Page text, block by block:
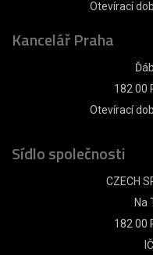
Otevírací
Kancelář Praha
182 00
Otevírací
Sídlo společnosti
CZECH
Na
182 00